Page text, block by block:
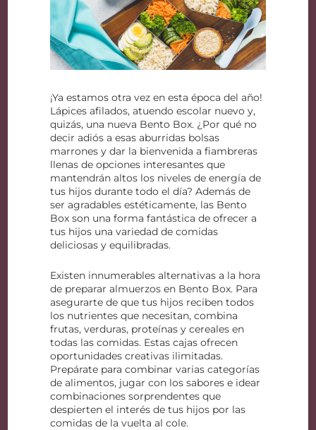
¡Ya estamos otra vez en esta época del año!
Lápices afilados, atuendo escolar nuevo y,
quizás, una nueva Bento Box. ¿Por qué no
decir adiós a esas aburridas bolsas
marrones y dar la bienvenida a fiambreras
llenas de opciones interesantes que
mantendrán altos los niveles de energía de
tus hijos durante todo el día? Además de
ser agradables estéticamente, las Bento
Box son una forma fantástica de ofrecer a
tus hijos una variedad de comidas
deliciosas y equilibradas.
Existen innumerables alternativas a la hora
de preparar almuerzos en Bento Box. Para
asegurarte de que tus hijos reciben todos
los nutrientes que necesitan, combina
frutas, verduras, proteínas y cereales en
todas las comidas. Estas cajas ofrecen
oportunidades creativas ilimitadas.
Prepárate para combinar varias categorías
de alimentos, jugar con los sabores e idear
combinaciones sorprendentes que
despierten el interés de tus hijos por las
comidas de la vuelta al cole.